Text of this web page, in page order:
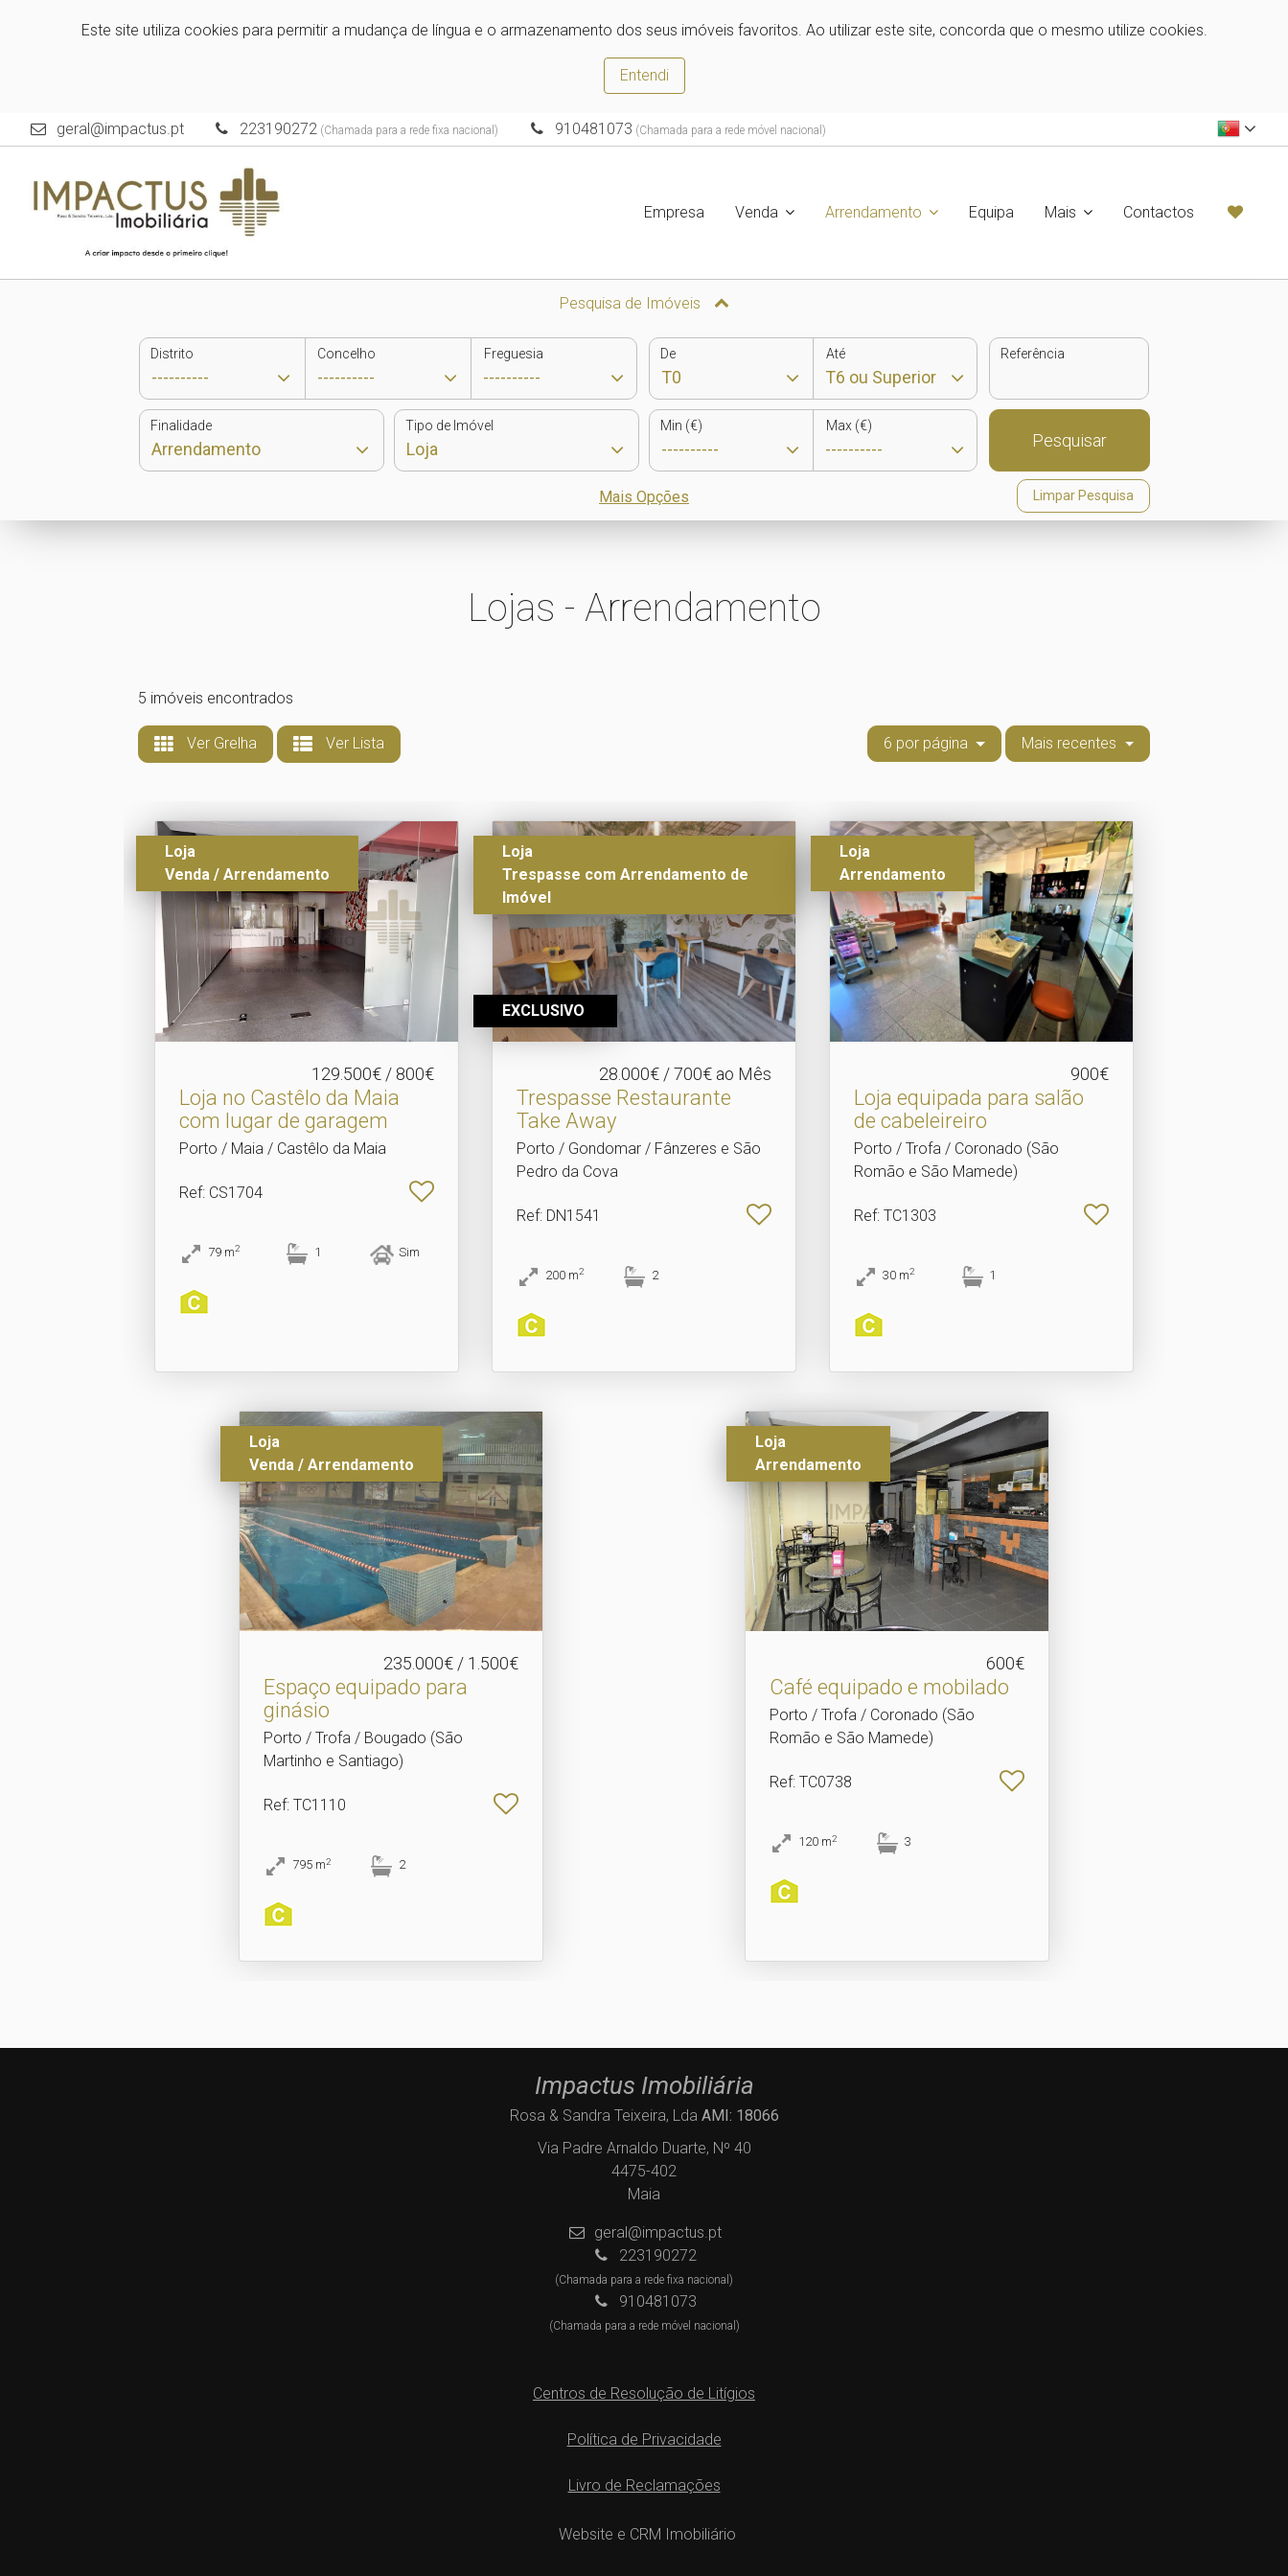
Este site utiliza cookies para permitir a mudança de língua e o armazenamento dos seus imóveis favoritos. Ao utilizar este site, concorda que o mesmo utilize cookies.
Entendi
geral@impactus.pt 223190272 (Chamada para a rede fixa nacional) 910481073 (Chamada para a rede móvel nacional)
Empresa Venda Arrendamento Equipa Mais Contactos
Pesquisa de Imóveis
Distrito Concelho Freguesia De Até Referência
Finalidade Tipo de Imóvel Min (€) Max (€)
Pesquisar
Mais Opções Limpar Pesquisa
Lojas - Arrendamento
5 imóveis encontrados
Ver Grelha Ver Lista 6 por página Mais recentes
Loja
Venda / Arrendamento
129.500€ / 800€
Loja no Castêlo da Maia
com lugar de garagem
Porto / Maia / Castêlo da Maia
Ref: CS1704
79 m2 1 Sim
Loja
Trespasse com Arrendamento de
Imóvel
EXCLUSIVO
28.000€ / 700€ ao Mês
Trespasse Restaurante
Take Away
Porto / Gondomar / Fânzeres e São
Pedro da Cova
Ref: DN1541
200 m2 2
Loja
Arrendamento
900€
Loja equipada para salão
de cabeleireiro
Porto / Trofa / Coronado (São
Romão e São Mamede)
Ref: TC1303
30 m2 1
Loja
Venda / Arrendamento
235.000€ / 1.500€
Espaço equipado para
ginásio
Porto / Trofa / Bougado (São
Martinho e Santiago)
Ref: TC1110
795 m2 2
Loja
Arrendamento
600€
Café equipado e mobilado
Porto / Trofa / Coronado (São
Romão e São Mamede)
Ref: TC0738
120 m2 3
Impactus Imobiliária
Rosa & Sandra Teixeira, Lda AMI: 18066
Via Padre Arnaldo Duarte, Nº 40
4475-402
Maia
geral@impactus.pt
223190272
(Chamada para a rede fixa nacional)
910481073
(Chamada para a rede móvel nacional)
Centros de Resolução de Litígios
Política de Privacidade
Livro de Reclamações
Website e CRM Imobiliário